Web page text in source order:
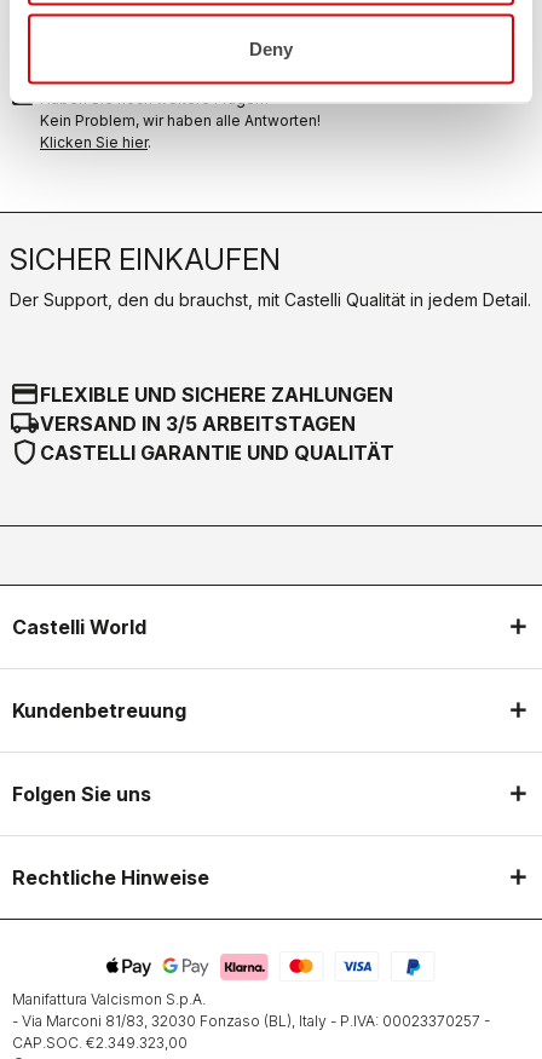
Deny
innerhalb von 30 Tagen nach der Lieferung
Entdecken Sie die Rückgabebedingungen
quizHaben Sie noch weitere Fragen?
Kein Problem, wir haben alle Antworten!
Klicken Sie hier.
SICHER EINKAUFEN
Der Support, den du brauchst, mit Castelli Qualität in jedem Detail.
credit_cardFLEXIBLE UND SICHERE ZAHLUNGEN
local_shippingVERSAND IN 3/5 ARBEITSTAGEN
shield CASTELLI GARANTIE UND QUALITÄT
Castelli World
Kundenbetreuung
Folgen Sie uns
Rechtliche Hinweise
Manifattura Valcismon S.p.A.
- Via Marconi 81/83, 32030 Fonzaso (BL), Italy - P.IVA: 00023370257 -
CAP.SOC. €2.349.323,00